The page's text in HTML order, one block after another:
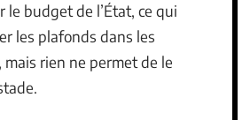
le budget de l’État, ce qui
les plafonds dans les
rien ne permet de le